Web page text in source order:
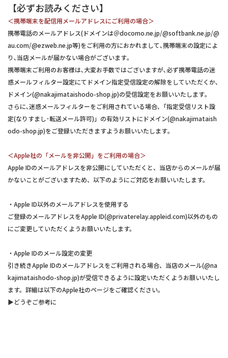
【必ずお読みください】
＜携帯端末を配信用メールアドレスにご利用の場合＞
携帯電話のメールアドレス(ドメインは＠docomo.ne.jp/@softbank.ne.jp/@
au.com/@ezweb.ne.jp等)をご利用の方におかれまして､携帯端末の設定によ
り､当店メールが届かない場合がございます｡
携帯端末ご利用のお客様は､大変お手数ではございますが､必ず携帯電話の迷
惑メールフィルター設定にてドメイン指定受信設定の解除をしていただくか､
ドメイン(@nakajimataishodo-shop.jp)の受信設定をお願いいたします｡
さらに､迷惑メールフィルターをご利用されている場合､「指定受信リスト設
定(なりすまし･転送メール許可)」の有効リストにドメイン(@nakajimataish
odo-shop.jp)をご登録いただきますようお願いいたします｡
＜Apple社の「メールを非公開」をご利用の場合＞
Apple IDのメールアドレスを非公開にしていただくと、当店からのメールが届
かないことがございますため、以下のようにご対応をお願いいたします。
・Apple ID以外のメールアドレスを使用する
ご登録のメールアドレスをApple ID(@privaterelay.appleid.com)以外のもの
にご変更していただくようお願いいたします。
・Apple IDのメール設定の変更
引き続きApple IDのメールアドレスをご利用される場合、当店のメール(@na
kajimataishodo-shop.jp)が受信できるように設定いただくようお願いいたし
ます。詳細は以下のApple社のページをご確認ください。
▶︎どうぞご参考に